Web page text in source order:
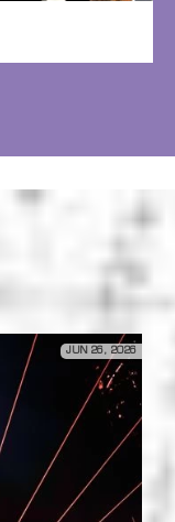
JUN 26, 2026